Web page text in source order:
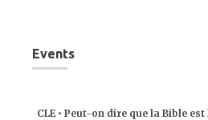
Events
CLE • Peut-on dire que la Bible